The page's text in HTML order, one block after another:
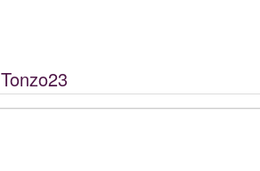
Tonzo23